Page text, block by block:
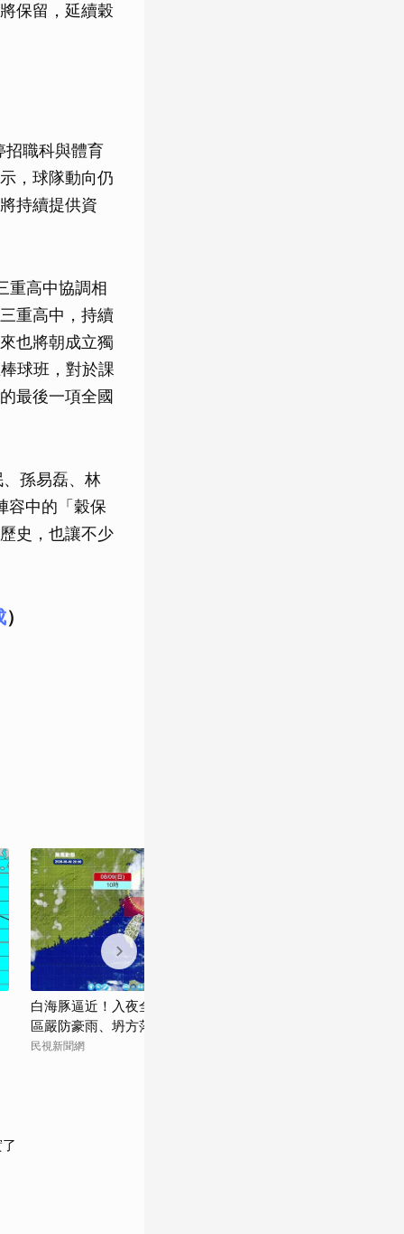
保留，延續穀
招職科與體育
，球隊動向仍
持續提供資
重高中協調相
重高中，持續
也將朝成立獨
球班，對於課
最後一項全國
孫易磊、林
容中的「穀保
史，也讓不少
）
白海豚逼近！入夜全台各地風雨漸增 山
區嚴防豪雨、坍方落石
民視新聞網